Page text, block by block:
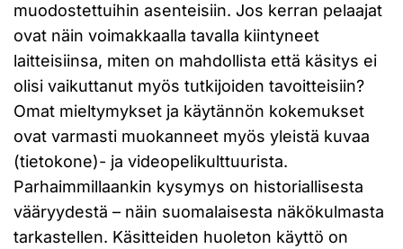
muodostettuihin asenteisiin. Jos kerran pelaajat
ovat näin voimakkaalla tavalla kiintyneet
laitteisiinsa, miten on mahdollista että käsitys ei
olisi vaikuttanut myös tutkijoiden tavoitteisiin?
Omat mieltymykset ja käytännön kokemukset
ovat varmasti muokanneet myös yleistä kuvaa
(tietokone)- ja videopelikulttuurista.
Parhaimmillaankin kysymys on historiallisesta
vääryydestä – näin suomalaisesta näkökulmasta
tarkastellen. Käsitteiden huoleton käyttö on